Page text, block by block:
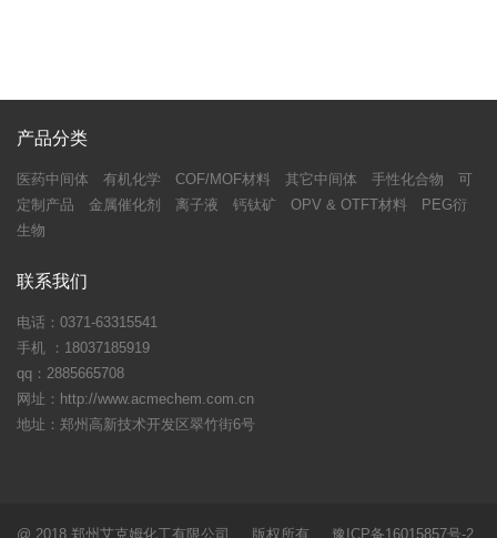
产品分类
医药中间体 有机化学 COF/MOF材料 其它中间体 手性化合物
可
定制产品
金属催化剂 离子液 钙钛矿 OPV & OTFT材料
PEG衍
生物
联系我们
电话：0371-63315541
手机 ：18037185919
qq：2885665708
网址：http://www.acmechem.com.cn
地址：郑州高新技术开发区翠竹街6号
@ 2018 郑州艾克姆化工有限公司 版权所有 豫ICP备16015857号-2